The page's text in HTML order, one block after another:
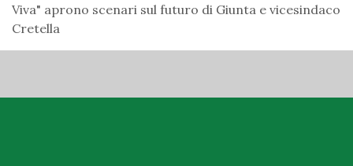
Viva" aprono scenari sul futuro di Giunta e vicesindaco
Cretella